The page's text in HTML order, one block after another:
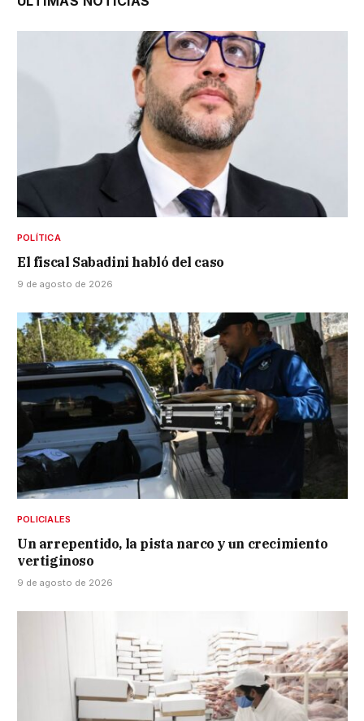
POLÍTICA
El fiscal Sabadini habló del caso
9 de agosto de 2026
POLICIALES
Un arrepentido, la pista narco y un crecimiento
vertiginoso
9 de agosto de 2026